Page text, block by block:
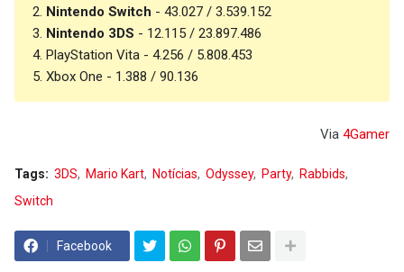
2. Nintendo Switch - 43.027 / 3.539.152
3. Nintendo 3DS - 12.115 / 23.897.486
4. PlayStation Vita - 4.256 / 5.808.453
5. Xbox One - 1.388 / 90.136
Via 4Gamer
Tags: 3DS Mario Kart Notícias Odyssey Party
Rabbids
Switch
Facebook